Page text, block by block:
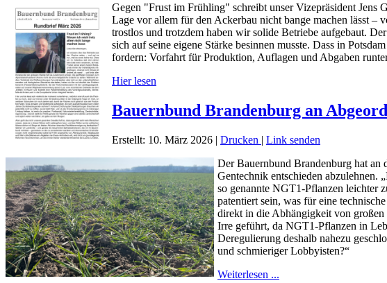
Gegen "Frust im Frühling" schreibt unser Vizepräsident
Lage vor allem für den Ackerbau nicht bange machen lässt
trostlos und trotzdem haben wir solide Betriebe aufgebaut.
sich auf seine eigene Stärke besinnen musste. Dass in
fordern: Vorfahrt für Produktion, Auflagen und Abgaben
Hier lesen
Bauernbund Brandenburg an
Erstellt: 10. März 2026 | Drucken | Link senden
Der Bauernbund Brandenburg hat an
Gentechnik entschieden abzulehnen.
so genannte NGT1-Pflanzen leichter
patentiert sein, was für eine
direkt in die Abhängigkeit von
Irre geführt, da NGT1-Pflanzen in
Deregulierung deshalb nahezu
und schmieriger Lobbyisten?“
Weiterlesen ...